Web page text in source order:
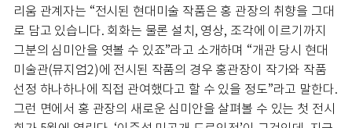
리움 관계자는 “전시된 현대미술 작품은 홍 관장의 취향을 그대
로 담고 있습니다. 회화는 물론 설치, 영상, 조각에 이르기까지
그분의 심미안을 엿볼 수 있죠”라고 소개하며 “개관 당시 현대
미술관(뮤지엄2)에 전시된 작품의 경우 홍관장이 작가와 작품
선정 하나하나에 직접 관여했다고 할 수 있을 정도”라고 말한다.
그런 면에서 홍 관장의 새로운 심미안을 살펴볼 수 있는 첫 전시